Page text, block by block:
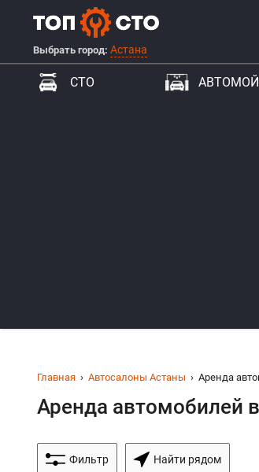
Выбрать город: Астана
СТО
Главная Автосалоны Астаны Аренда
Аренда автомобилей
Фильтр Найти рядом